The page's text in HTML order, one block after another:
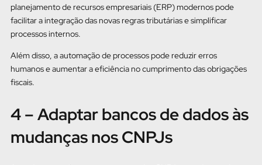
planejamento de recursos empresariais (ERP) modernos pode
facilitar a integração das novas regras tributárias e simplificar
processos internos.
Além disso, a automação de processos pode reduzir erros
humanos e aumentar a eficiência no cumprimento das obrigações
fiscais.
4 – Adaptar bancos de dados às
mudanças nos CNPJs